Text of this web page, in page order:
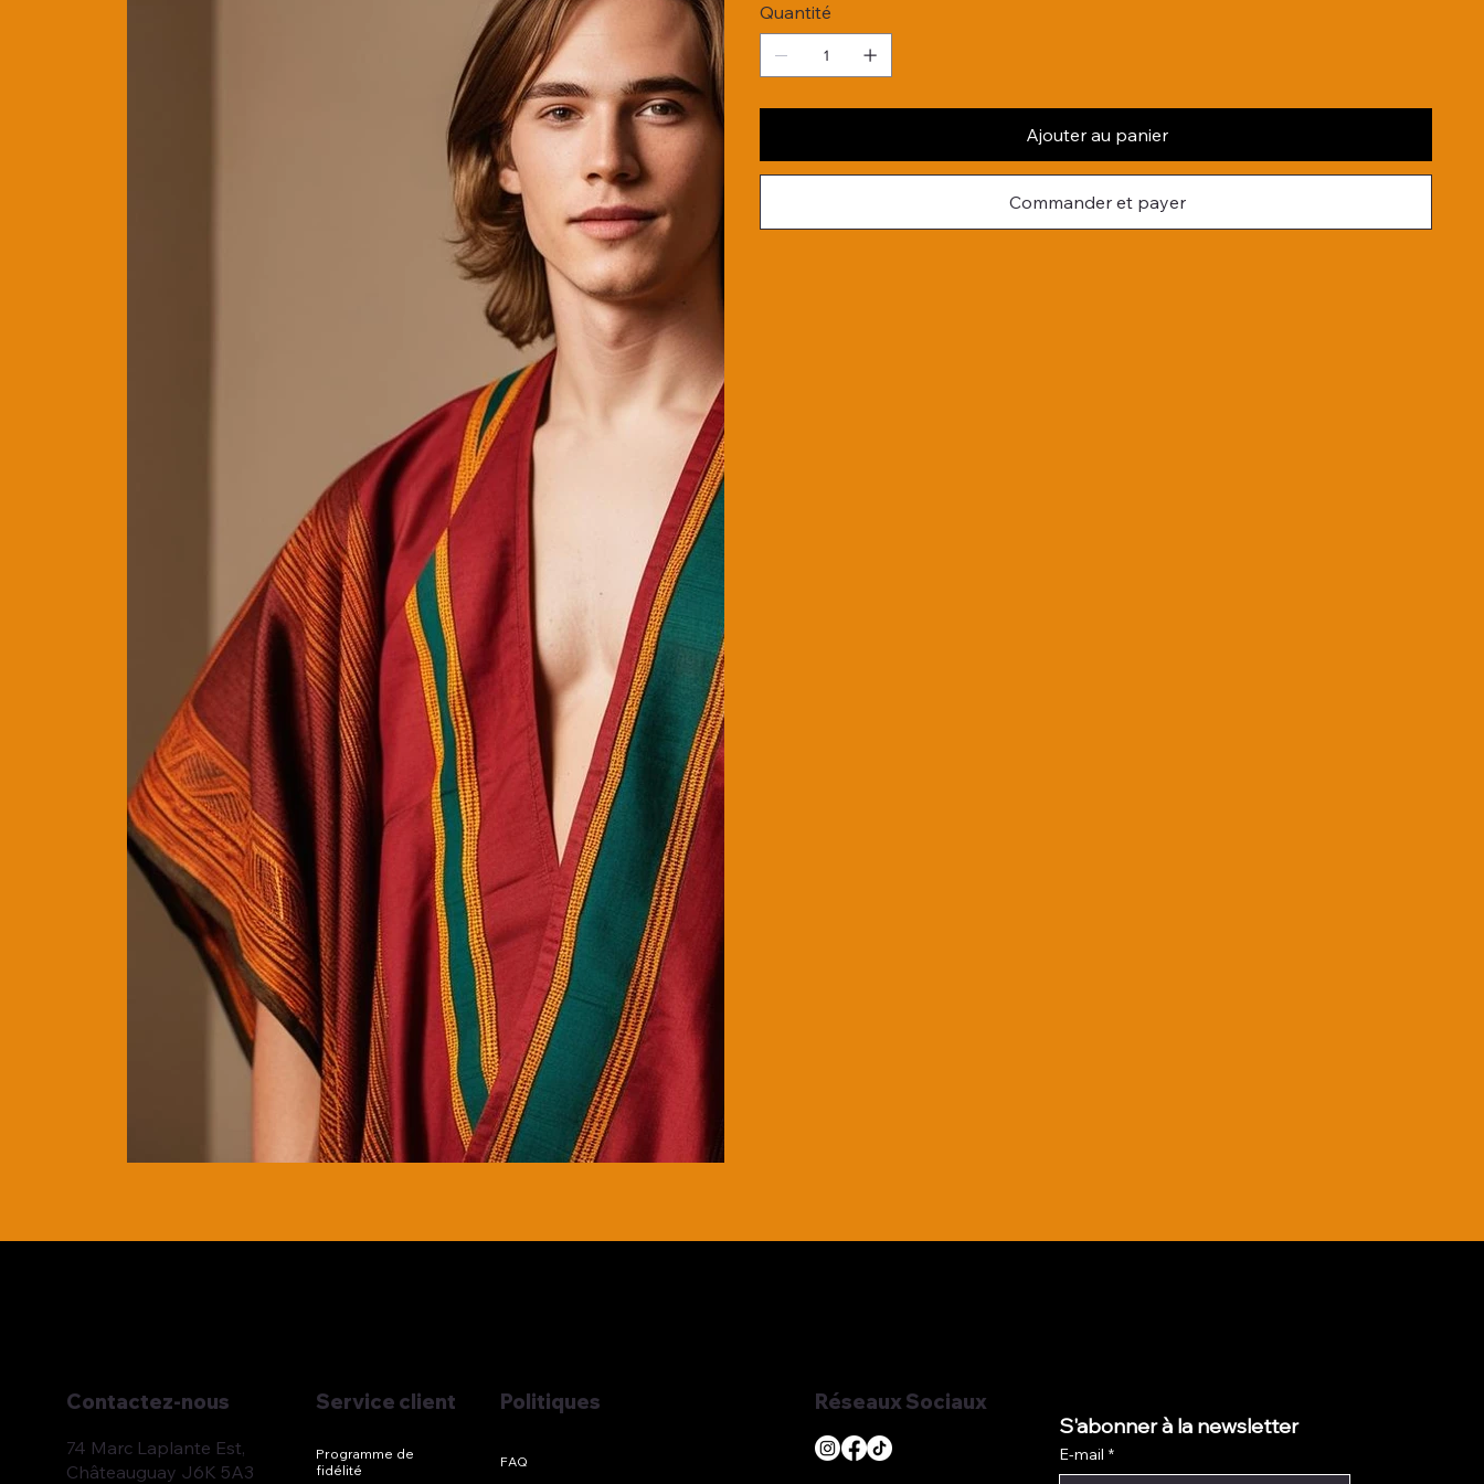
Quantité
Ajouter au panier
Commander et payer
74 Marc Laplante Est,
Châteauguay J6K 5A3
Contactez-nous Service client
Programme de
fidélité
Politiques Réseaux Sociaux
S'abonner à la newsletter
E-mail *